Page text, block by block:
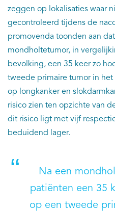
zeggen op lokalisaties waar
gecontroleerd tijdens de
promovenda toonden aan
mondholtetumor, in
bevolking, een 35 keer zo
tweede primaire tumor in
op longkanker en
risico zien ten opzichte van
dit risico ligt met vijf
beduidend lager.
Na een
patiënten een 35
op een tweede